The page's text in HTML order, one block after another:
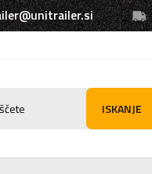
ISKANJE